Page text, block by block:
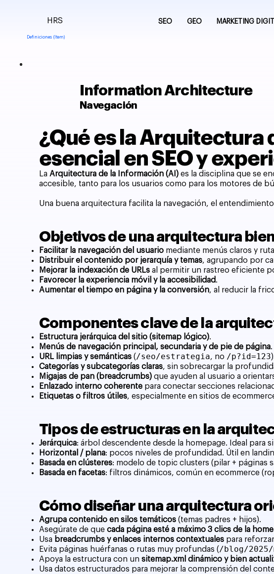
SEO GEO MARKETING
Definiciones (Item)
HRS
Information Architecture
Navegación
¿Qué es la Arquitectura
esencial en SEO y
La Arquitectura de la Información (AI) es la disciplina que se
accesible, tanto para los usuarios como para los motores de
Una buena arquitectura facilita la navegación, el
Objetivos de una arquitectura
Facilitar la navegación del usuario mediante menús claros y
Distribuir el contenido por jerarquía y temas, agrupando por
Mejorar la indexación de URLs al permitir un rastreo eficiente
Favorecer la experiencia móvil y la accesibilidad.
Aumentar el tiempo en página y la conversión, al reducir la
Componentes clave de la
Estructura jerárquica del sitio (sitemap lógico).
Menús de navegación principal, secundaria y de pie de página.
URL limpias y semánticas (/seo/estrategia, no /p?id=123
Categorías y subcategorías claras, sin sobrecargar la
Migajas de pan (breadcrumbs) que ayuden al usuario a
Enlazado interno coherente para conectar secciones
Etiquetas o filtros útiles, especialmente en sitios de
Tipos de estructuras en la
Jerárquica: árbol descendente desde la homepage. Ideal para
Horizontal / plana: pocos niveles de profundidad. Útil en
Basada en clústeres: modelo de topic clusters (pilar + páginas
Basada en facetas: filtros dinámicos, común en ecommerce
Cómo diseñar una arquitectura
Agrupa contenido en silos temáticos (temas padres + hijos).
Asegúrate de quecada página esté a máximo 3 clics de la
Usa breadcrumbs y enlaces internos contextuales para
Evita páginas huérfanas o rutas muy profundas (/blog/
Apoya la estructura con unsitemap.xml dinámico y bien
Usa datos estructurados para mejorar la comprensión del